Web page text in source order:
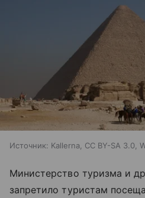
Источник: Kallerna, CC BY-SA 3.0,
Министерство туризма и
запретило туристам